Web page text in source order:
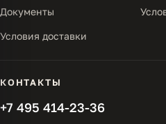
Документы
Условия доставки
КОНТАКТЫ
+7 495 414-23-36